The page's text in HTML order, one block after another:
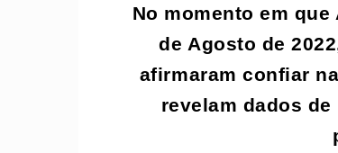
No momento em
de Agosto de
afirmaram confiar
revelam dados